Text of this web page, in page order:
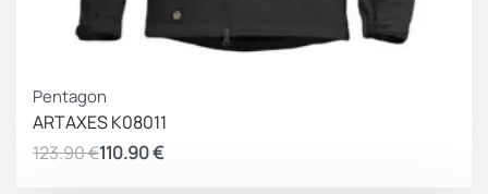
τσέπες
Εφαρμογή:
Βάρος:Υπερελαφρύ
Pentagon
ARTAXES K08011
123.90€110.90€